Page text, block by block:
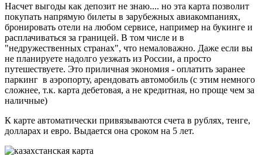
Насчет выгоды как депозит не знаю.... но эта карта позволит
покупать напрямую билеты в зарубежных авиакомпаниях,
бронировать отели на любом сервисе, например на букинге и
расплачиваться за границей. В том числе и в
"недружественных странах", что немаловажно. Даже если вы
не планируете надолго уезжать из России, а просто
путешествуете. Это приличная экономия - оплатить заранее
паркинг в аэропорту, арендовать автомобиль (с этим немного
сложнее, т.к. карта дебетовая, а не кредитная, но проще чем за
наличные)
К карте автоматически привязываются счета в рублях, тенге,
долларах и евро. Выдается она сроком на 5 лет.